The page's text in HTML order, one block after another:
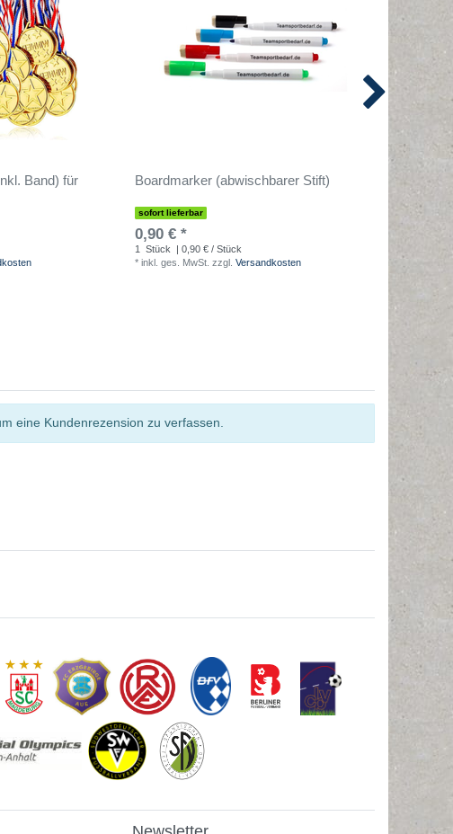
Band) für
Boardmarker (abwischbarer Stift)
sofort lieferbar
0,90 € *
1 Stück
| 0,90 € / Stück
* inkl. ges. MwSt. zzgl. Versandkosten
Tasche
sofort
eine Kundenrezension zu verfassen.